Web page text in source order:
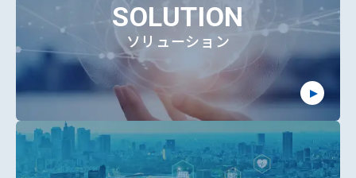
SOLUTION
ソリューション